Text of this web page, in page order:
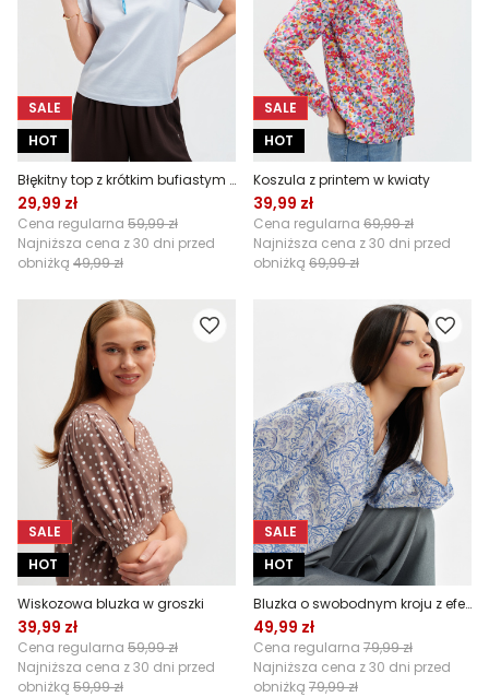
SALE
HOT
Błękitny top z krótkim bufiastym rękawem
29,99 zł
Cena regularna 59,99 zł
Najniższa cena z 30 dni przed
obniżką 49,99 zł
SALE
HOT
Koszula z printem w kwiaty
39,99 zł
Cena regularna 69,99 zł
Najniższa cena z 30 dni przed
obniżką 69,99 zł
SALE
HOT
Wiskozowa bluzka w groszki
39,99 zł
Cena regularna 59,99 zł
Najniższa cena z 30 dni przed
obniżką 59,99 zł
SALE
HOT
Bluzka o swobodnym kroju z efektownym printem
49,99 zł
Cena regularna 79,99 zł
Najniższa cena z 30 dni przed
obniżką 79,99 zł